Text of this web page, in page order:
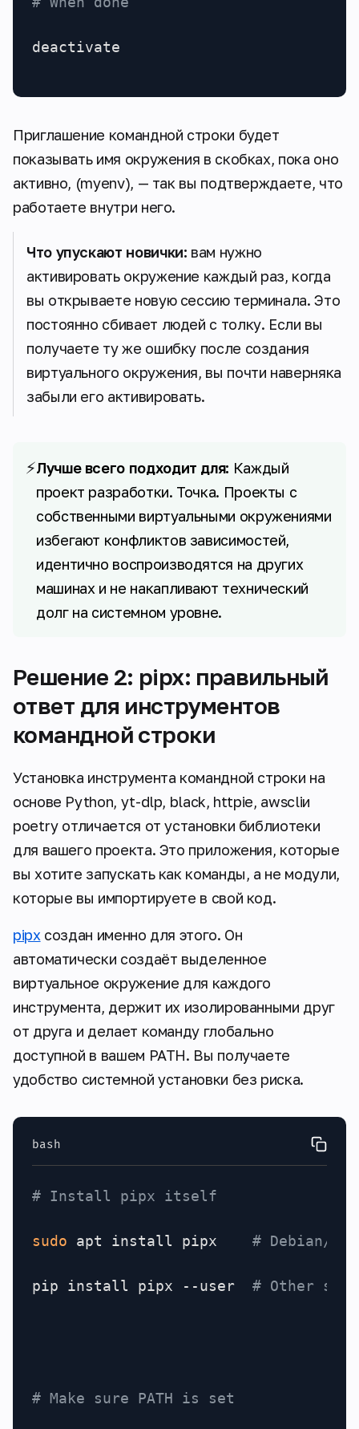
deactivate
Приглашение командной строки будет
показывать имя окружения в скобках, пока оно
активно, (myenv), — так вы подтверждаете, что
работаете внутри него.
Что упускают новички: вам нужно
активировать окружение каждый раз, когда
вы открываете новую сессию терминала. Это
постоянно сбивает людей с толку. Если вы
получаете ту же ошибку после создания
виртуального окружения, вы почти наверняка
забыли его активировать.
⚡Лучше всего подходит для: Каждый
проект разработки. Точка. Проекты с
собственными виртуальными окружениями
избегают конфликтов зависимостей,
идентично воспроизводятся на других
машинах и не накапливают технический
долг на системном уровне.
Решение 2: pipx: правильный
ответ для инструментов
командной строки
Установка инструмента командной строки на
основе Python, yt-dlp, black, httpie, awscliи
poetry отличается от установки библиотеки
для вашего проекта. Это приложения, которые
вы хотите запускать как команды, а не модули,
которые вы импортируете в свой код.
pipx создан именно для этого. Он
автоматически создаёт выделенное
виртуальное окружение для каждого
инструмента, держит их изолированными друг
от друга и делает команду глобально
доступной в вашем PATH. Вы получаете
удобство системной установки без риска.
bash
# Install pipx itself
sudo apt install pipx # Debian/
pip install pipx --user # Other
# Make sure PATH is set